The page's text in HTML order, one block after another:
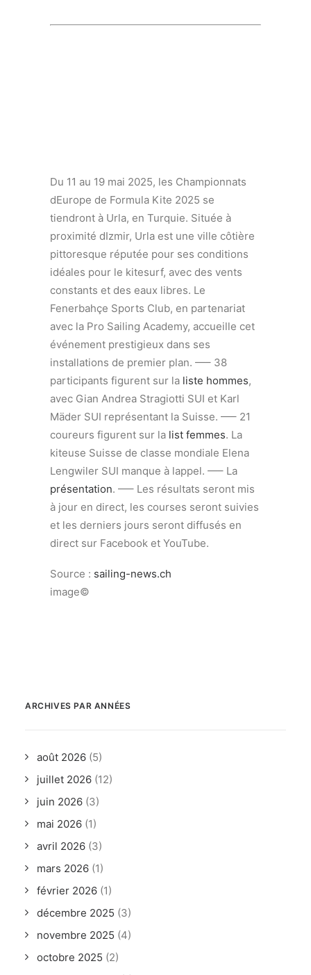
Du 11 au 19 mai 2025, les Championnats
dEurope de Formula Kite 2025 se
tiendront à Urla, en Turquie. Située à
proximité dIzmir, Urla est une ville côtière
pittoresque réputée pour ses conditions
idéales pour le kitesurf, avec des vents
constants et des eaux libres. Le
Fenerbahçe Sports Club, en partenariat
avec la Pro Sailing Academy, accueille cet
événement prestigieux dans ses
installations de premier plan. —– 38
participants figurent sur la liste hommes,
avec Gian Andrea Stragiotti SUI et Karl
Mäder SUI représentant la Suisse. —– 21
coureurs figurent sur la list femmes. La
kiteuse Suisse de classe mondiale Elena
Lengwiler SUI manque à lappel. —– La
présentation. —– Les résultats seront mis
à jour en direct, les courses seront suivies
et les derniers jours seront diffusés en
direct sur Facebook et YouTube.
Source : sailing-news.ch
image©
ARCHIVES PAR ANNÉES
août 2026 (5)
juillet 2026 (12)
juin 2026 (3)
mai 2026 (1)
avril 2026 (3)
mars 2026 (1)
février 2026 (1)
décembre 2025 (3)
novembre 2025 (4)
octobre 2025 (2)